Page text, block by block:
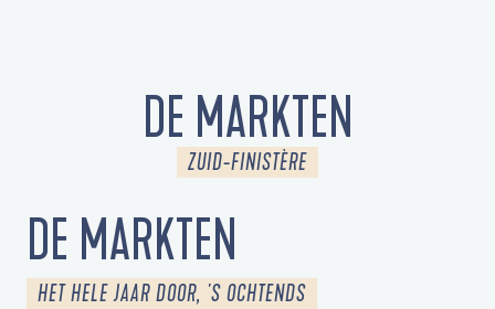
DE MARKTEN
ZUID-FINISTÈRE
DE MARKTEN
HET HELE JAAR DOOR, 'S OCHTENDS